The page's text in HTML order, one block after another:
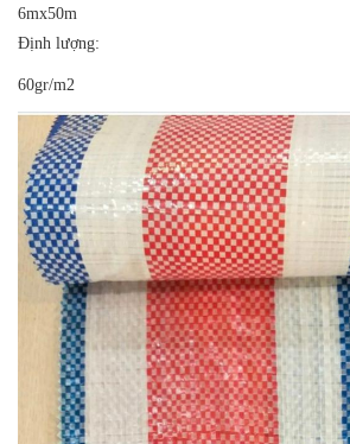
6mx50m
Định lượng:
60gr/m2